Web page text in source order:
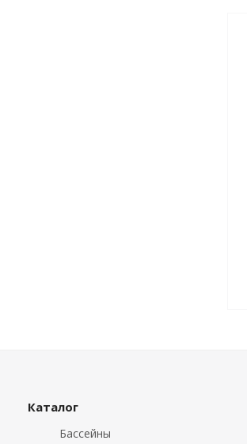
Каталог
Бассейны